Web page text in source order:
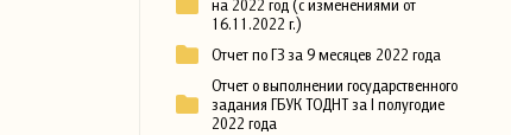
на 2022 год (с изменениями от
16.11.2022 г.)
Отчет по ГЗ за 9 месяцев 2022 года
Отчет о выполнении государственного
задания ГБУК ТОДНТ за I полугодие
2022 года